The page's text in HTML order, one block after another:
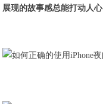
展现的故事感总能打动人心